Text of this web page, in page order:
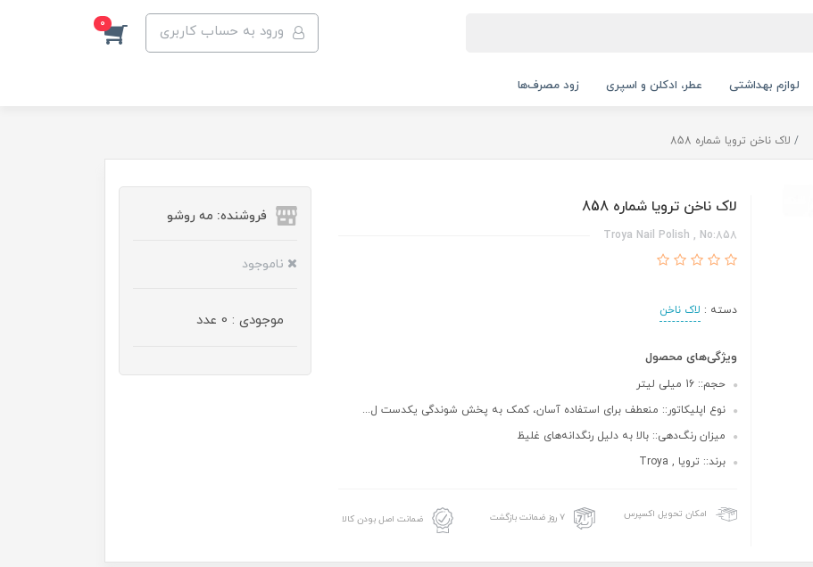
ورود به حساب کاربری 0
لوازم بهداشتی عطر، ادکلن و اسپری زود مصرف‌ها
لاک ناخن ترویا شماره 858
لاک ناخن ترویا شماره 858
Troya Nail Polish , No:858
دسته : لاک ناخن
ویژگی‌های محصول
حجم:: 16 میلی لیتر
نوع اپلیکاتور:: منعطف برای استفاده آسان، کمک به پخش شوندگی یکدست ل...
میزان رنگ‌دهی:: بالا به دلیل رنگدانه‌های غلیظ
برند:: ترویا , Troya
امکان تحویل اکسپرس ۷ روز ضمانت بازگشت ضمانت اصل بودن کالا
فروشنده: مه رو‌شو
ناموجود
موجودی : 0 عدد